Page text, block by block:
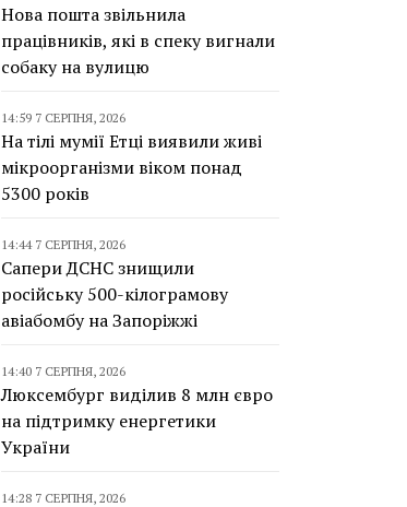
Нова пошта звільнила
працівників, які в спеку вигнали
собаку на вулицю
14:59 7 СЕРПНЯ, 2026
На тілі мумії Етці виявили живі
мікроорганізми віком понад
5300 років
14:44 7 СЕРПНЯ, 2026
Сапери ДСНС знищили
російську 500-кілограмову
авіабомбу на Запоріжжі
14:40 7 СЕРПНЯ, 2026
Люксембург виділив 8 млн євро
на підтримку енергетики
України
14:28 7 СЕРПНЯ, 2026